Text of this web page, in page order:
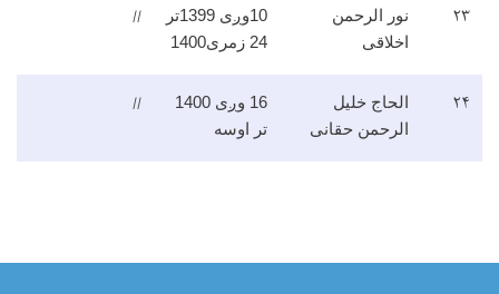
۲۳
نور الرحمن
اخلاقی
10وږی 1399تر
24 زمری1400
//
۲۴
الحاج خلیل
الرحمن حقانی
16 وږی 1400
تر اوسه
//